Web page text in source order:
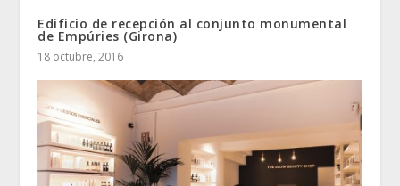
Edificio de recepción al conjunto monumental
de Empúries (Girona)
18 octubre, 2016